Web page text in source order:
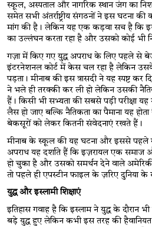
स्कूल, अस्पताल और नागरिक स्थान जंग का
समेत सभी अंतर्राष्ट्रीय संगठनों ने इस घटना
मांग की है। लेकिन यह एक कड़वा सच है कि
का उल्लंघन करता रहा है और उसको कोई भी
गज़ा में किए गए युद्ध अपराध के लिए पहले से
इंटरनेशनल कोर्ट में केस चल रहा है लेकिन
पड़ता। मीनाब की इस त्रासदी ने यह स्पष्ट
ने भले ही तरक्की कर ली हो लेकिन उसकी
हैं। किसी भी सभ्यता की सबसे पड़ी परीक्षा
लैस हो जाए बल्कि नैतिकता का पैमाना यह
बेकसूरों को लेकर कितनी संवेदनाएं रखते हैं।
मीनाब के स्कूल की यह घटना और इससे पहले
अपराध यह दर्शाते हैं कि इज़रायल एक
हो चुका है और उसको समर्थन देने वाले
तो पहले ही एपस्टीन फाइल के ज़रिए दुनिया
युद्ध और इस्लामी शिक्षाएं
इतिहास गवाह है कि इस्लाम ने युद्ध के दौरान भी
बड़े युद्ध हुए लेकिन कभी इस तरह की